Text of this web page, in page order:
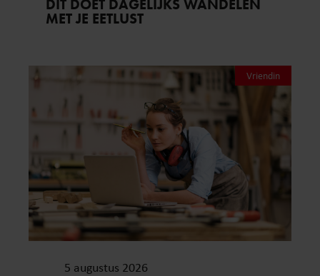
DÍT DOET DAGELIJKS WANDELEN
MET JE EETLUST
Vriendin
5 augustus 2026